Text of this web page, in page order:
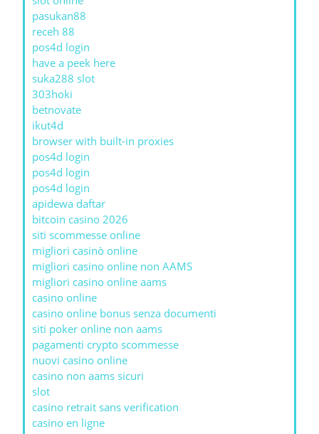
pasukan88
receh 88
pos4d login
have a peek here
suka288 slot
303hoki
betnovate
ikut4d
browser with built-in proxies
pos4d login
pos4d login
pos4d login
apidewa daftar
bitcoin casino 2026
siti scommesse online
migliori casinò online
migliori casino online non AAMS
migliori casino online aams
casino online
casino online bonus senza documenti
siti poker online non aams
pagamenti crypto scommesse
nuovi casino online
casino non aams sicuri
slot
casino retrait sans verification
casino en ligne